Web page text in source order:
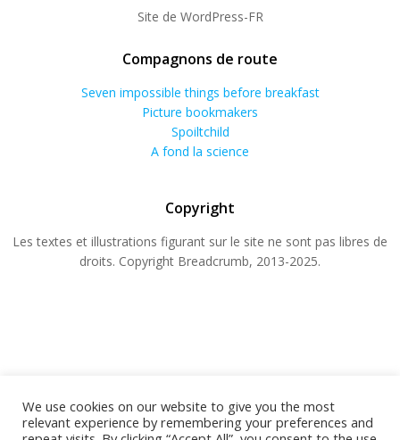
Site de WordPress-FR
Compagnons de route
Seven impossible things before breakfast
Picture bookmakers
Spoiltchild
A fond la science
Copyright
Les textes et illustrations figurant sur le site ne sont pas libres de
droits. Copyright Breadcrumb, 2013-2025.
We use cookies on our website to give you the most
relevant experience by remembering your preferences and